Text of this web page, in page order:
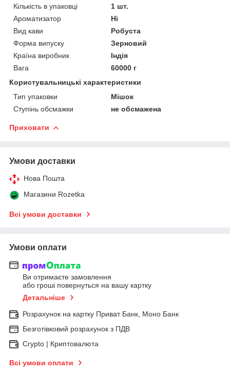
Кількість в упаковці
1 шт.
Ароматизатор
Ні
Вид кави
Робуста
Форма випуску
Зерновий
Країна виробник
Індія
Вага
60000 г
Користувальницькі характеристики
Тип упаковки
Мішок
Ступінь обсмажки
не обсмажена
Приховати
Умови доставки
Нова Пошта
Магазини Rozetka
Всі умови доставки
Умови оплати
Ви отримаєте замовлення
або гроші повернуться на вашу картку
Детальніше
Розрахунок на картку Приват Банк, Моно Банк
Безготівковий розрахунок з ПДВ
Crypto | Криптовалюта
Всі умови оплати